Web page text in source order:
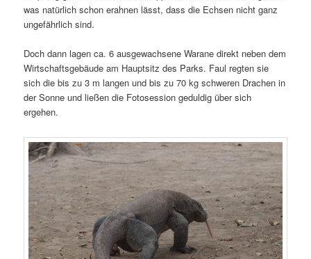
was natürlich schon erahnen lässt, dass die Echsen nicht ganz
ungefährlich sind.
Doch dann lagen ca. 6 ausgewachsene Warane direkt neben dem
Wirtschaftsgebäude am Hauptsitz des Parks. Faul regten sie
sich die bis zu 3 m langen und bis zu 70 kg schweren Drachen in
der Sonne und ließen die Fotosession geduldig über sich
ergehen.